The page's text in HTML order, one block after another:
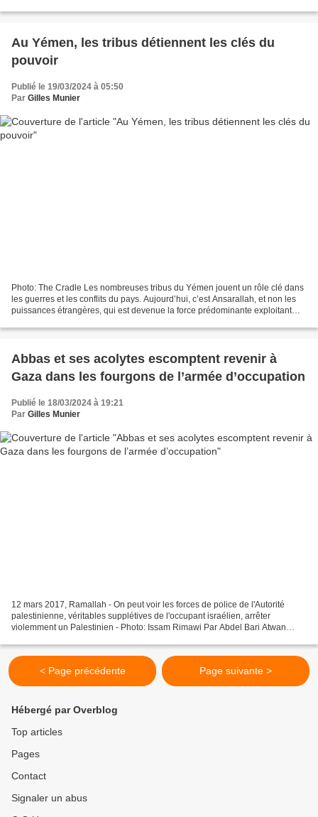
Au Yémen, les tribus détiennent les clés du
pouvoir
Publié le 19/03/2024 à 05:50
Par Gilles Munier
Photo: The Cradle Les nombreuses tribus du Yémen jouent un rôle clé dans
les guerres et les conflits du pays. Aujourd’hui, c’est Ansarallah, et non les
puissances étrangères, qui est devenue la force prédominante exploitant
Abbas et ses acolytes escomptent revenir à
Gaza dans les fourgons de l’armée d’occupation
Publié le 18/03/2024 à 19:21
Par Gilles Munier
12 mars 2017, Ramallah - On peut voir les forces de police de l'Autorité
palestinienne, véritables supplétives de l'occupant israélien, arrêter
violemment un Palestinien - Photo: Issam Rimawi Par Abdel Bari Atwan
< Page précédente Page suivante >
Hébergé par Overblog
Top articles
Pages
Contact
Signaler un abus